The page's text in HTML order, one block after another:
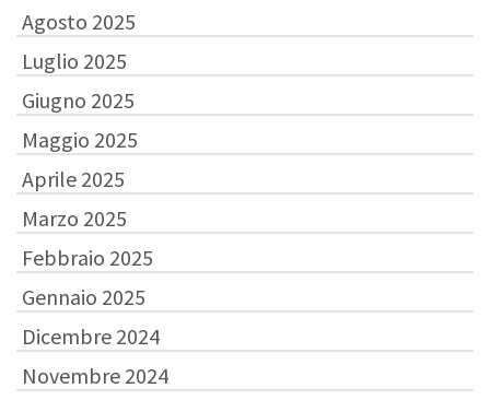
Agosto 2025
Luglio 2025
Giugno 2025
Maggio 2025
Aprile 2025
Marzo 2025
Febbraio 2025
Gennaio 2025
Dicembre 2024
Novembre 2024